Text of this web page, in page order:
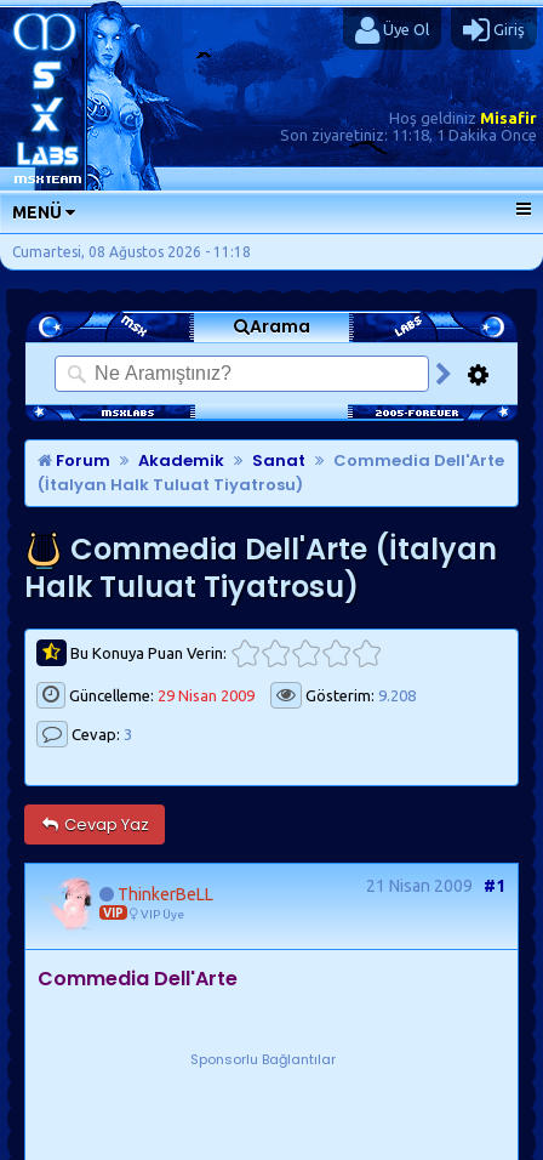
Üye Ol Giriş
Hoş geldinizMisafir
Son ziyaretiniz: 11:18, 1 Dakika Önce
MENÜ
ANA SAYFA
FORUMLAR
SORU-CEVAP
GÜNLÜKLER
SON MESAJLAR
KISAYOLLAR
Cumartesi, 08 Ağustos 2026 - 11:18
Arama
Forum Akademik Sanat
Commedia Dell'Arte
(İtalyan Halk Tuluat Tiyatrosu)
Commedia Dell'Arte (İtalyan
Halk Tuluat Tiyatrosu)
Bu Konuya Puan Verin:
Güncelleme: 29 Nisan 2009 Gösterim: 9.208
Cevap: 3
Cevap Yaz
ThinkerBeLL
VIP VIP Üye
21 Nisan 2009 #1
Commedia Dell'Arte
Sponsorlu Bağlantılar